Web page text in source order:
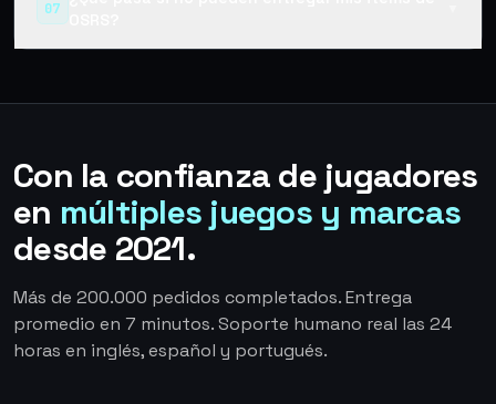
07
OSRS?
Con la confianza de jugadores
en múltiples juegos y marcas
desde 2021.
Más de 200.000 pedidos completados. Entrega
promedio en 7 minutos. Soporte humano real las 24
horas en inglés, español y portugués.